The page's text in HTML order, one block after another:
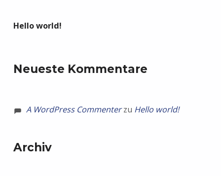
Hello world!
Neueste Kommentare
A WordPress Commenterzu Hello world!
Archiv